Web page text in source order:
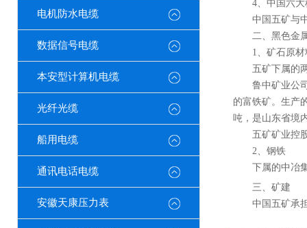
电机防水电缆
数据信号电缆
本安型计算机电缆
光纤光缆
船用电缆
通讯电话电缆
安徽天康压力表
4、中国六大
中国五矿与中
二、黑色金
1、矿石原材
五矿下属的两
鲁中矿业公司
的富铁矿。生产
吨，是山东省境
五矿矿业控股
2、钢铁
下属的中冶集
三、矿建
中国五矿承担